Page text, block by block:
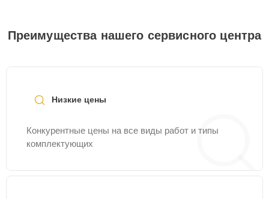
Преимущества нашего сервисного центра
Низкие цены
Конкурентные цены на все виды работ и типы
комплектующих